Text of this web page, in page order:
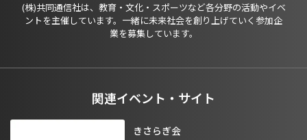
(株)共同通信社は、教育・文化・スポーツなど各分野の活動やイベ
ントを主催しています。一緒に未来社会を創り上げていく参加企
業を募集しています。
関連イベント・サイト
きさらぎ会